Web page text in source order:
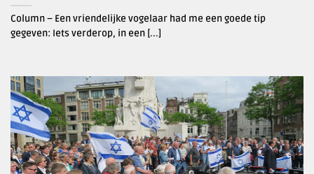
Column – Een vriendelijke vogelaar had me een goede tip
gegeven: Iets verderop, in een [...]